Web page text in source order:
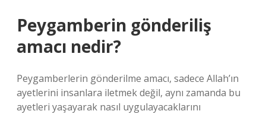
Peygamberin gönderiliş
amacı nedir?
Peygamberlerin gönderilme amacı, sadece Allah’ın
ayetlerini insanlara iletmek değil, aynı zamanda bu
ayetleri yaşayarak nasıl uygulayacaklarını